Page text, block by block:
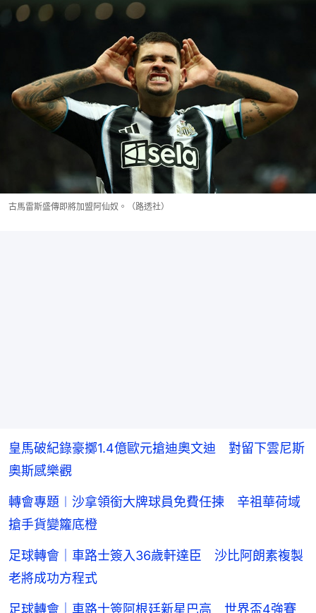
古馬雷斯盛傳即將加盟阿仙奴。（路透社）
皇馬破紀錄豪擲1.4億歐元搶迪奧文迪 對留下雲尼斯
奧斯感樂觀
轉會專題︱沙拿領銜大牌球員免費任揀 辛祖華荷域
搶手貨變籮底橙
足球轉會｜車路士簽入36歲軒達臣 沙比阿朗素複製
老將成功方程式
足球轉會｜車路士簽阿根廷新星巴高 世界盃4強賽